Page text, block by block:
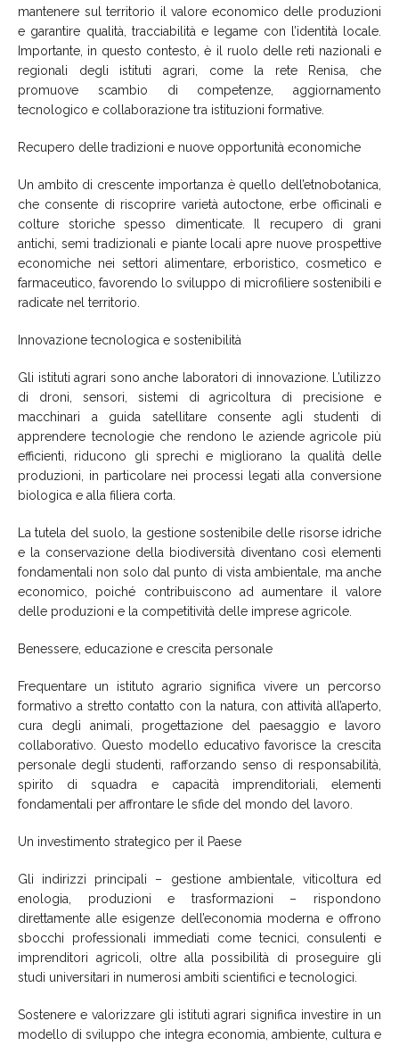
mantenere sul territorio il valore economico delle produzioni
e garantire qualità, tracciabilità e legame con l’identità locale.
Importante, in questo contesto, è il ruolo delle reti nazionali e
regionali degli istituti agrari, come la rete Renisa, che
promuove scambio di competenze, aggiornamento
tecnologico e collaborazione tra istituzioni formative.
Recupero delle tradizioni e nuove opportunità economiche
Un ambito di crescente importanza è quello dell’etnobotanica,
che consente di riscoprire varietà autoctone, erbe officinali e
colture storiche spesso dimenticate. Il recupero di grani
antichi, semi tradizionali e piante locali apre nuove prospettive
economiche nei settori alimentare, erboristico, cosmetico e
farmaceutico, favorendo lo sviluppo di microfiliere sostenibili e
radicate nel territorio.
Innovazione tecnologica e sostenibilità
Gli istituti agrari sono anche laboratori di innovazione. L’utilizzo
di droni, sensori, sistemi di agricoltura di precisione e
macchinari a guida satellitare consente agli studenti di
apprendere tecnologie che rendono le aziende agricole più
efficienti, riducono gli sprechi e migliorano la qualità delle
produzioni, in particolare nei processi legati alla conversione
biologica e alla filiera corta.
La tutela del suolo, la gestione sostenibile delle risorse idriche
e la conservazione della biodiversità diventano così elementi
fondamentali non solo dal punto di vista ambientale, ma anche
economico, poiché contribuiscono ad aumentare il valore
delle produzioni e la competitività delle imprese agricole.
Benessere, educazione e crescita personale
Frequentare un istituto agrario significa vivere un percorso
formativo a stretto contatto con la natura, con attività all’aperto,
cura degli animali, progettazione del paesaggio e lavoro
collaborativo. Questo modello educativo favorisce la crescita
personale degli studenti, rafforzando senso di responsabilità,
spirito di squadra e capacità imprenditoriali, elementi
fondamentali per affrontare le sfide del mondo del lavoro.
Un investimento strategico per il Paese
Gli indirizzi principali – gestione ambientale, viticoltura ed
enologia, produzioni e trasformazioni – rispondono
direttamente alle esigenze dell’economia moderna e offrono
sbocchi professionali immediati come tecnici, consulenti e
imprenditori agricoli, oltre alla possibilità di proseguire gli
studi universitari in numerosi ambiti scientifici e tecnologici.
Sostenere e valorizzare gli istituti agrari significa investire in un
modello di sviluppo che integra economia, ambiente, cultura e